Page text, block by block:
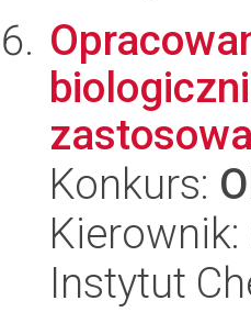
Konkurs:
Instytut